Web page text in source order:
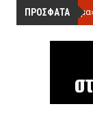
ΠΡΟΣΦΑΤΑ
»